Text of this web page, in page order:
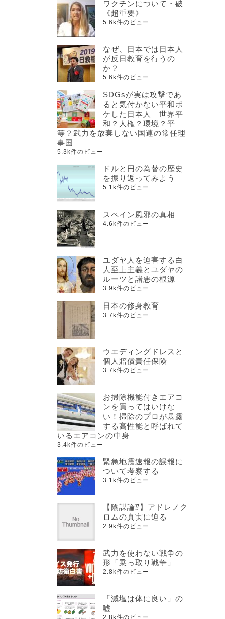
ワクチンについて・破
《超重要》
5.6k件のビュー
なぜ、日本では日本人
が反日教育を行うの
か？
5.6k件のビュー
SDGsが実は攻撃であ
ると気付かない平和ボ
ケした日本人 世界平
和？人権？環境？平
等？武力を放棄しない国連の常任理
事国
5.3k件のビュー
ドルと円の為替の歴史
を振り返ってみよう
5.1k件のビュー
スペイン風邪の真相
4.6k件のビュー
ユダヤ人を迫害する白
人至上主義とユダヤの
ルーツと諸悪の根源
3.9k件のビュー
日本の修身教育
3.7k件のビュー
ウエディングドレスと
個人賠償責任保険
3.7k件のビュー
お掃除機能付きエアコ
ンを買ってはいけな
い！掃除のプロが暴露
する高性能と呼ばれて
いるエアコンの中身
3.4k件のビュー
緊急地震速報の誤報に
ついて考察する
3.1k件のビュー
【陰謀論⁇】アドレノク
ロムの真実に迫る
2.9k件のビュー
武力を使わない戦争の
形「乗っ取り戦争」
2.8k件のビュー
「減塩は体に良い」の
嘘
2.8k件のビュー